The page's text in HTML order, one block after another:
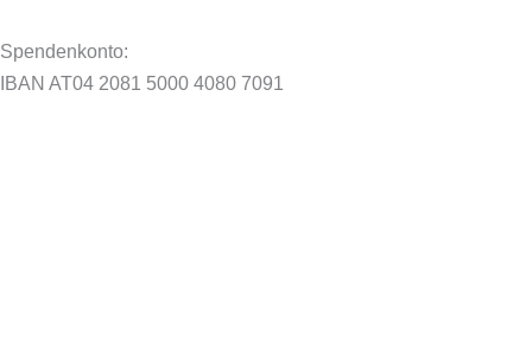
Spendenkonto:
IBAN AT04 2081 5000 4080 7091